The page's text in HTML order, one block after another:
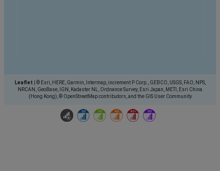
Leaflet
© Esri, HERE, Garmin, Intermap, increment P Corp., GEBCO, USGS, FAO, NPS,
NRCAN, GeoBase, IGN, Kadaster NL, Ordnance Survey, Esri Japan, METI, Esri China
(Hong Kong), © OpenStreetMap contributors, and the GIS User Community